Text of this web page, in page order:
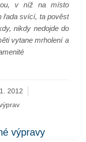
v níž na místo
řada svící, ta pověst
nikdy nedojde do
vytane mrholení a
2012
výpravy